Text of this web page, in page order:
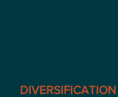
DIVERSIFICATION